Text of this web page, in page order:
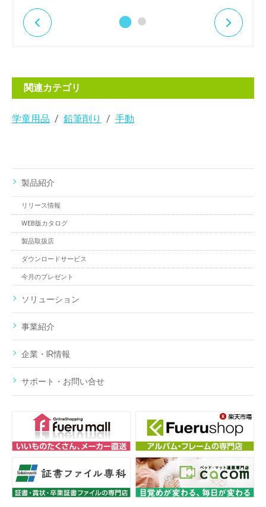
関連カテゴリ
学童用品 鉛筆削り 手動
製品紹介
リリース情報
WEB版カタログ
製品取扱店
ダウンロードサービス
今月のプレゼント
ソリューション
事業紹介
企業・IR情報
サポート・お問い合せ